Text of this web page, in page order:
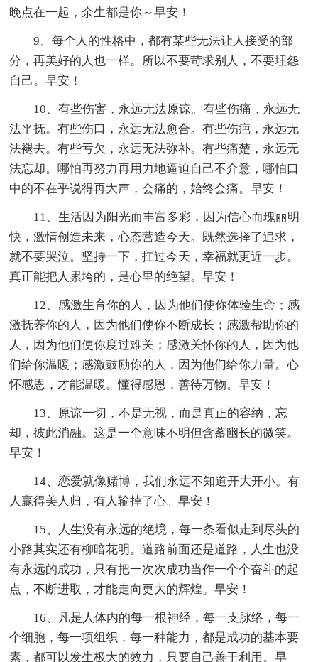
晚点在一起，余生都是你～早安！
9、每个人的性格中，都有某些无法让人接受的部
分，再美好的人也一样。所以不要苛求别人，不要埋怨
自己。早安！
10、有些伤害，永远无法原谅。有些伤痛，永远无
法平抚。有些伤口，永远无法愈合。有些伤疤，永远无
法褪去。有些亏欠，永远无法弥补。有些痛楚，永远无
法忘却。哪怕再努力再用力地逼迫自己不介意，哪怕口
中的不在乎说得再大声，会痛的，始终会痛。早安！
11、生活因为阳光而丰富多彩，因为信心而瑰丽明
快，激情创造未来，心态营造今天。既然选择了追求，
就不要哭泣。坚持一下，扛过今天，幸福就更近一步。
真正能把人累垮的，是心里的绝望。早安！
12、感激生育你的人，因为他们使你体验生命；感
激抚养你的人，因为他们使你不断成长；感激帮助你的
人，因为他们使你度过难关；感激关怀你的人，因为他
们给你温暖；感激鼓励你的人，因为他们给你力量。心
怀感恩，才能温暖。懂得感恩，善待万物。早安！
13、原谅一切，不是无视，而是真正的容纳，忘
却，彼此消融。这是一个意味不明但含蓄幽长的微笑。
早安！
14、恋爱就像赌博，我们永远不知道开大开小。有
人赢得美人归，有人输掉了心。早安！
15、人生没有永远的绝境，每一条看似走到尽头的
小路其实还有柳暗花明。道路前面还是道路，人生也没
有永远的成功，只有把一次次成功当作一个个奋斗的起
点，不断进取，才能走向更大的辉煌。早安！
16、凡是人体内的每一根神经，每一支脉络，每一
个细胞，每一项组织，每一种能力，都是成功的基本要
素，都可以发生极大的效力，只要自己善于利用。早